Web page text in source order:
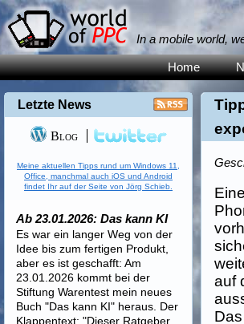
In a mobile world,
Home
auf
Letzte News
Blog
Meine aktuellen Tipps rund um Windows 11,
Office, manchmal auch iOS und Android
findet Ihr auf der Seite von Jörg Schieb.
Ab 23.01.2026: Das kann KI
Es war ein langer Weg von der
Idee bis zum fertigen Produkt,
aber es ist geschafft: Am
23.01.2026 kommt bei der
Stiftung Warentest mein neues
Buch "Das kann KI" heraus. Der
Klappentext: "Dieser Ratgeber